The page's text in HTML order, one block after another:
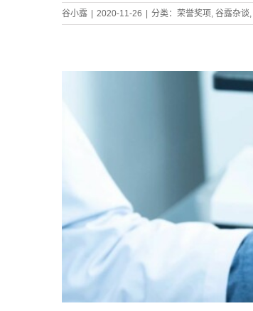
谷小露 2020-11-26 分类： 荣誉奖项, 谷露杂谈,